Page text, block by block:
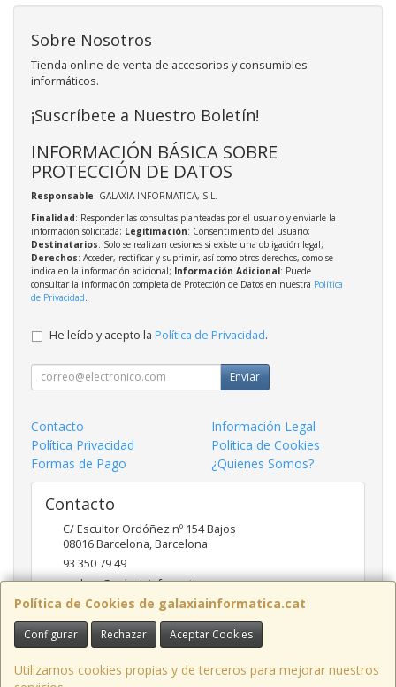
Política de Cookies de galaxiainformatica.cat
Configurar Rechazar Aceptar Cookies
Utilizamos cookies propias y de terceros para mejorar nuestros
Sobre Nosotros
Tienda online de venta de accesorios y consumibles
informáticos.
¡Suscríbete a Nuestro Boletín!
INFORMACIÓN BÁSICA SOBRE
PROTECCIÓN DE DATOS
Responsable: GALAXIA INFORMATICA, S.L.
Finalidad: Responder las consultas planteadas por el usuario y enviarle la
información solicitada; Legitimación: Consentimiento del usuario;
Destinatarios: Solo se realizan cesiones si existe una obligación legal;
Derechos: Acceder, rectificar y suprimir, así como otros derechos, como se
indica en la información adicional; Información Adicional: Puede
consultar la información completa de Protección de Datos en nuestra Política
de Privacidad
He leído y acepto la Política de Privacidad.
Enviar
Contacto
Información Legal
Política Privacidad
Política de Cookies
Formas de Pago
¿Quienes Somos?
Contacto
C/ Escultor Ordóñez nº 154 Bajos
08016Barcelona,Barcelona
93 350 79 49
andreu@galaxiainformatica.com
Horario
9:00-17:30 de Lunes a Jueves / 9:00-15:00 los Viernes